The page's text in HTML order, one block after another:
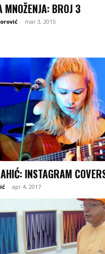
MNOŽENJA: BROJ 3
- mar 3, 2015
INSTAGRAM
- apr 4, 2017